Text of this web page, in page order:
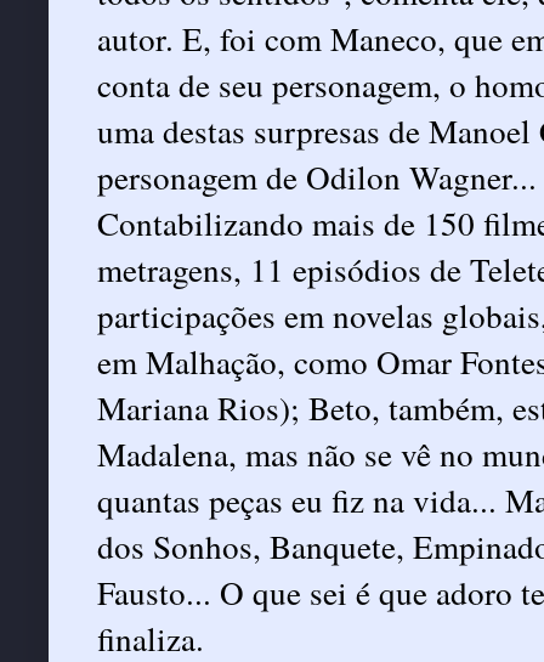
autor. E, foi com Maneco, que
conta de seu personagem, o
uma destas surpresas de
personagem de Odilon
Contabilizando mais de 150
metragens, 11 episódios de
participações em novelas
em Malhação, como Omar
Mariana Rios); Beto, também,
Madalena, mas não se vê no
quantas peças eu fiz na vida...
dos Sonhos, Banquete,
Fausto... O que sei é que adoro
finaliza.